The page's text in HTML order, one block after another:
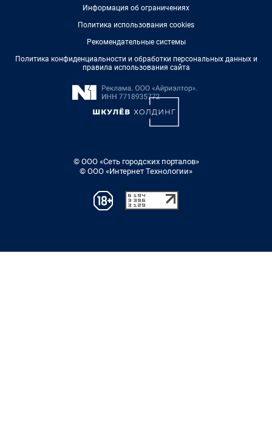
Информация об ограничениях
Политика использования cookies
Рекомендательные системы
Политика конфиденциальности и обработки персональных данных и
правила использования сайта
© ООО «Сеть городских порталов»
© ООО «Интернет Технологии»